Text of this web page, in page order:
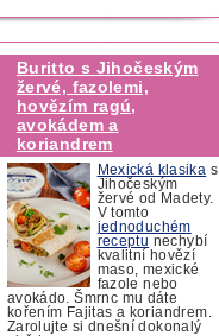
Buritto s Jihočeským
žervé, fazolemi,
hovězím ragú,
avokádem a
koriandrem
Mexická klasika s
Jihočeským
žervé od Madety.
V tomto
jednoduchém
receptu nechybí
kvalitní hovězí
maso, mexické
fazole nebo
avokádo. Šmrnc mu dáte
kořením Fajitas a koriandrem.
Zarolujte si dnešní dokonalý